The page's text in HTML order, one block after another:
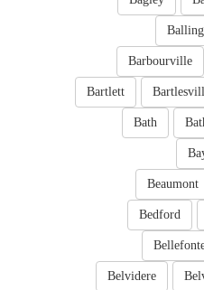
Barbourville
Bartlett
Bath
Beaumont
Bedford
Belvidere